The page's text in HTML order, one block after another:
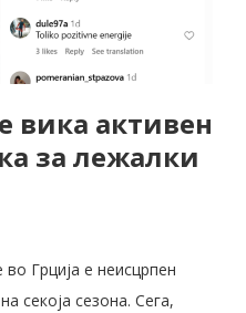
вика активен
за лежалки
Грција е неисцрпен
секоја сезона. Сега,